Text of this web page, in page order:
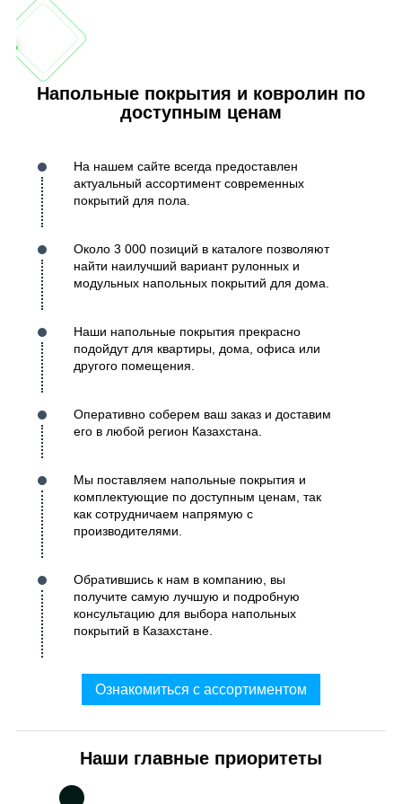
Напольные покрытия и ковролин по
доступным ценам
На нашем сайте всегда предоставлен
актуальный ассортимент современных
покрытий для пола.
Около 3 000 позиций в каталоге позволяют
найти наилучший вариант рулонных и
модульных напольных покрытий для дома.
Наши напольные покрытия прекрасно
подойдут для квартиры, дома, офиса или
другого помещения.
Оперативно соберем ваш заказ и доставим
его в любой регион Казахстана.
Мы поставляем напольные покрытия и
комплектующие по доступным ценам, так
как сотрудничаем напрямую с
производителями.
Обратившись к нам в компанию, вы
получите самую лучшую и подробную
консультацию для выбора напольных
покрытий в Казахстане.
Ознакомиться с ассортиментом
Наши главные приоритеты